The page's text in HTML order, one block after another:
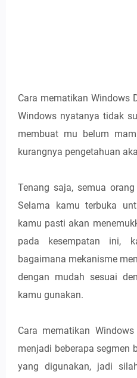
Cara mematikan Windows
Windows nyatanya tidak
membuat mu belum
kurangnya pengetahuan
Tenang saja, semua
Selama kamu terbuka
kamu pasti akan
pada kesempatan ini,
bagaimana mekanisme
dengan mudah sesuai
kamu gunakan.
Cara mematikan
menjadi beberapa segmen
yang digunakan, jadi